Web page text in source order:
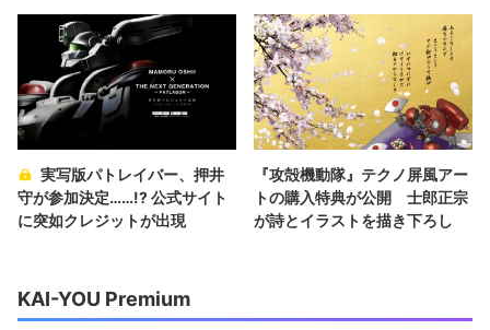
実写版パトレイバー、押井
守が参加決定……!? 公式サイト
に突如クレジットが出現
『攻殻機動隊』テクノ屏風アー
トの購入特典が公開 士郎正宗
が詩とイラストを描き下ろし
KAI-YOU Premium